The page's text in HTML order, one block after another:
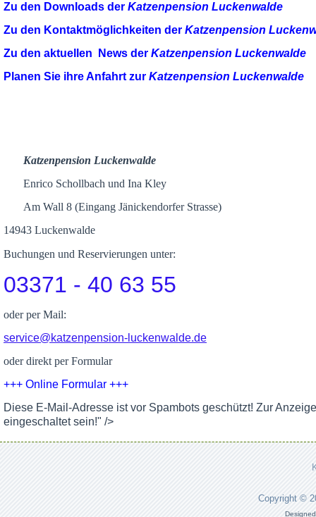
Zu den Downloads der Katzenpension Luckenwalde
Zu den Kontaktmöglichkeiten der Katzenpension
Zu den aktuellen News der Katzenpension Luckenwalde
Planen Sie ihre Anfahrt zur Katzenpension Luckenwalde
Katzenpension Luckenwalde
Enrico Schollbach und Ina Kley
Am Wall 8 (Eingang Jänickendorfer Strasse)
14943 Luckenwalde
Buchungen und Reservierungen unter:
03371 - 40 63 55
oder per Mail:
service@katzenpension-luckenwalde.de
oder direkt per Formular
+++ Online Formular +++
Diese E-Mail-Adresse ist vor Spambots geschützt! Zur
eingeschaltet sein!" />
Copyright ©